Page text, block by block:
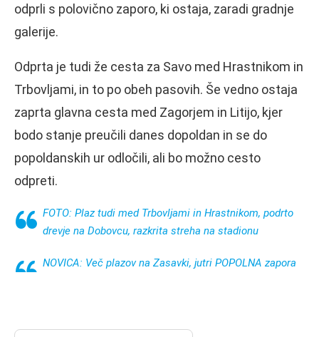
odprli s polovično zaporo, ki ostaja, zaradi gradnje
galerije.
Odprta je tudi že cesta za Savo med Hrastnikom in
Trbovljami, in to po obeh pasovih. Še vedno ostaja
zaprta glavna cesta med Zagorjem in Litijo, kjer
bodo stanje preučili danes dopoldan in se do
popoldanskih ur odločili, ali bo možno cesto
odpreti.
FOTO: Plaz tudi med Trbovljami in Hrastnikom, podrto
drevje na Dobovcu, razkrita streha na stadionu
NOVICA: Več plazov na Zasavki, jutri POPOLNA zapora